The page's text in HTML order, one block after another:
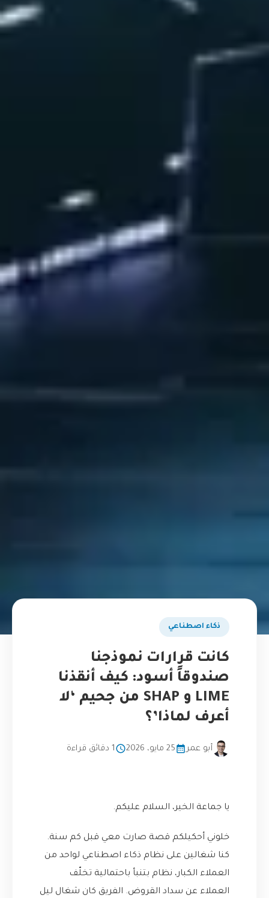
ذكاء اصطناعي
كانت قرارات نموذجنا
صندوقاً أسود: كيف أنقذنا
LIME و SHAP من جحيم ‘لا
أعرف لماذا’؟
أبو عمر 25 مايو، 2026 1 دقائق قراءة
يا جماعة الخير، السلام عليكم.
خلوني أحكيلكم قصة صارت معي قبل كم سنة.
كنا شغالين على نظام ذكاء اصطناعي لواحد من
العملاء الكبار، نظام بتنبأ باحتمالية تخلّف
العملاء عن سداد القروض. الفريق كان شغال ليل